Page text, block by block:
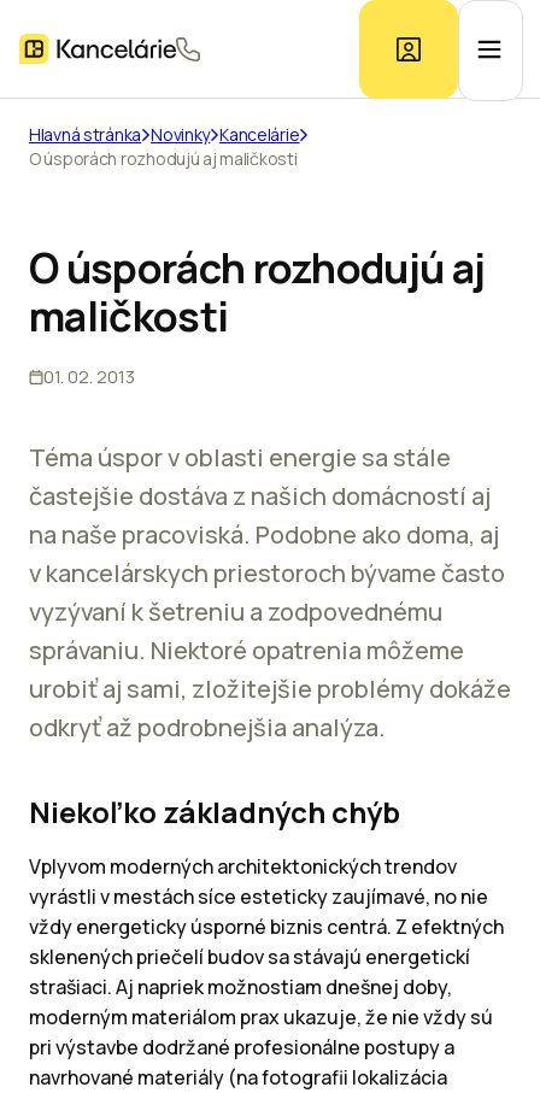
Prieskum trhu
Hlavná stránka Novinky Kancelárie
O úsporách rozhodujú aj maličkosti
O úsporách rozhodujú aj
maličkosti
01. 02. 2013
Téma úspor v oblasti energie sa stále
častejšie dostáva z našich domácností aj
na naše pracoviská. Podobne ako doma, aj
v kancelárskych priestoroch bývame často
vyzývaní k šetreniu a zodpovednému
správaniu. Niektoré opatrenia môžeme
urobiť aj sami, zložitejšie problémy dokáže
odkryť až podrobnejšia analýza.
Niekoľko základných chýb
Vplyvom moderných architektonických trendov
vyrástli v mestách síce esteticky zaujímavé, no nie
vždy energeticky úsporné biznis centrá. Z efektných
sklenených priečelí budov sa stávajú energetickí
strašiaci. Aj napriek možnostiam dnešnej doby,
moderným materiálom prax ukazuje, že nie vždy sú
pri výstavbe dodržané profesionálne postupy a
navrhované materiály (na fotografii lokalizácia